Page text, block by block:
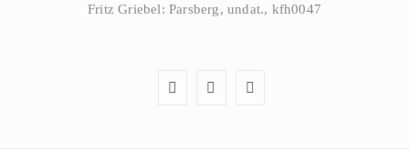
Fritz Griebel: Parsberg, undat., kfh0047